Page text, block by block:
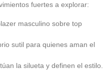
fuertes a explorar:
masculino sobre top
sutil para quienes aman el
la silueta y definen el estilo.